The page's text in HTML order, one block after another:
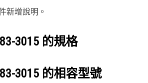
新增說明。
3015 的規格
3015 的相容型號